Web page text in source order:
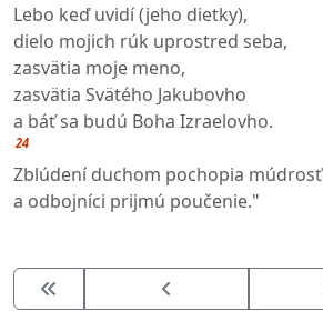
Lebo keď uvidí (jeho dietky),
dielo mojich rúk uprostred seba,
zasvätia moje meno,
zasvätia Svätého Jakubovho
a báť sa budú Boha Izraelovho.
24
Zblúdení duchom pochopia múdrosť
a odbojníci prijmú poučenie."